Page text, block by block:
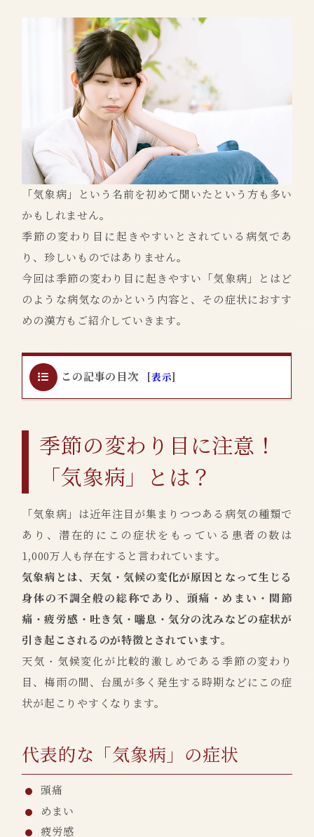
「気象病」という名前を初めて聞いたという方も多い
かもしれません。
季節の変わり目に起きやすいとされている病気であ
り、珍しいものではありません。
今回は季節の変わり目に起きやすい「気象病」とはど
のような病気なのかという内容と、その症状におすす
めの漢方もご紹介していきます。
この記事の目次 表示
季節の変わり目に注意！
「気象病」とは？
「気象病」は近年注目が集まりつつある病気の種類で
あり、潜在的にこの症状をもっている患者の数は
1,000万人も存在すると言われています。
気象病とは、天気・気候の変化が原因となって生じる
身体の不調全般の総称であり、頭痛・めまい・関節
痛・疲労感・吐き気・喘息・気分の沈みなどの症状が
引き起こされるのが特徴とされています。
天気・気候変化が比較的激しめである季節の変わり
目、梅雨の間、台風が多く発生する時期などにこの症
状が起こりやすくなります。
代表的な「気象病」の症状
頭痛
めまい
疲労感